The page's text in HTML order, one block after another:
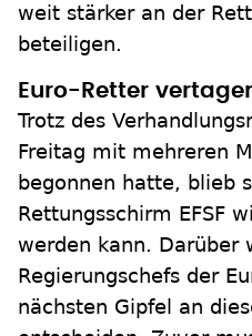
weit stärker an der
beteiligen.
Euro-Retter
Trotz des
Freitag mit mehreren
begonnen hatte, blieb
Rettungsschirm EFSF
werden kann. Darüber
Regierungschefs der
nächsten Gipfel an